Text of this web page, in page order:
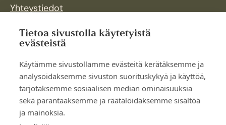
Tietoa sivustolla käytetyistä
evästeistä
Käytämme sivustollamme evästeitä kerätäksemme ja
analysoidaksemme sivuston suorituskykyä ja käyttöä,
tarjotaksemme sosiaalisen median ominaisuuksia
sekä parantaaksemme ja räätälöidäksemme sisältöä
ja mainoksia.
Yhteystiedot
Ajankohtaista
Liity tiimiimme
Tietosuojaseloste
Anna palautetta